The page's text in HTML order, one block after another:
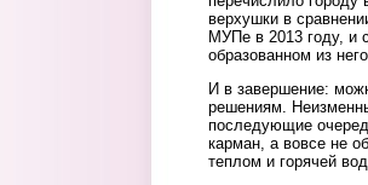
верхушки в
МУПе в 2013 году, и
образованном из
И в завершение:
решениям.
последующие
карман, а вовсе не
теплом и горячей